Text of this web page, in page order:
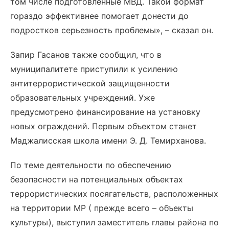
гораздо эффективнее помогает донести до
подростков серьезность проблемы», – сказал он.
Запир Гасанов также сообщил, что в
муниципалитете приступили к усилению
антитеррористической защищенности
образовательных учреждений. Уже
предусмотрено финансирование на установку
новых ограждений. Первым объектом станет
Маджалисская школа имени Э. Д. Темирханова.
По теме деятельности по обеспечению
безопасности на потенциальных объектах
террористических посягательств, расположенных
на территории МР ( прежде всего – объекты
культуры), выступил заместитель главы района по